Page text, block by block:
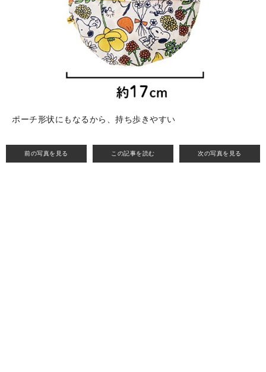
前の写真を見る この記事を読む 次の写真を見る
ポーチ形状にもなるから、持ち歩きやすい